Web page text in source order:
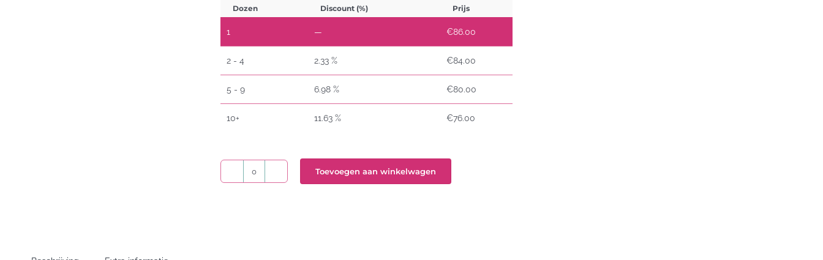
Dozen Discount (%) Prijs
1 — €86.00
2 - 4 2.33 % €84.00
5 - 9 6.98 % €80.00
10+ 11.63 % €76.00
Thermische
Toevoegen aan winkelwagen